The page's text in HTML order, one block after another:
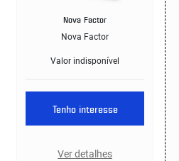
Nova Factor
Nova Factor
Valor indisponível
Tenho interesse
Ver detalhes